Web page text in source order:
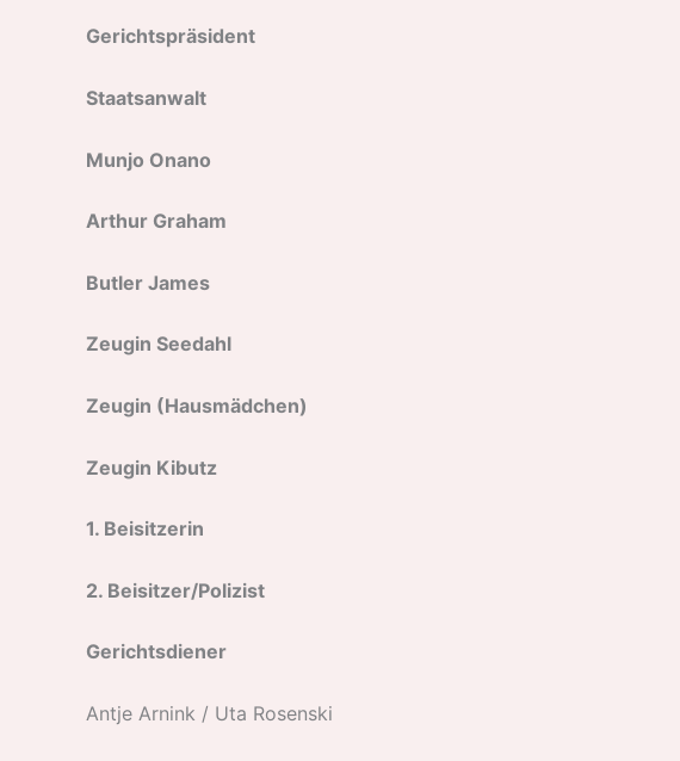
Gerichtspräsident
Staatsanwalt
Munjo Onano
Arthur Graham
Butler James
Zeugin Seedahl
Zeugin (Hausmädchen)
Zeugin Kibutz
1. Beisitzerin
2. Beisitzer/Polizist
Gerichtsdiener
Antje Arnink / Uta Rosenski